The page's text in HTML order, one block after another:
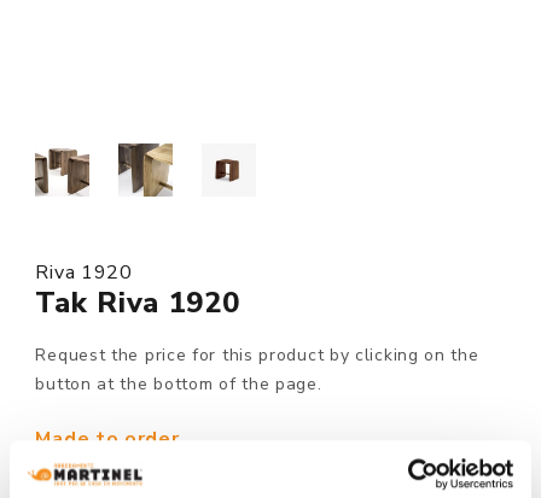
Riva 1920
Tak Riva 1920
Request the price for this product by clicking on the
button at the bottom of the page.
Made to order